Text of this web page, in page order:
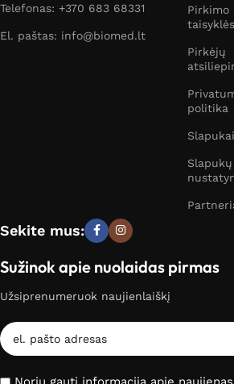
Telefonas: +370 683 68331
El. paštas: info@biomed.lt
Pirkimo
taisyklės
Pirkėjų
politika
Slapukai
Slapukų
Sekite mus:
Sužinok apie nuolaidas pirmas
Užsiprenumeruok naujienlaiškį